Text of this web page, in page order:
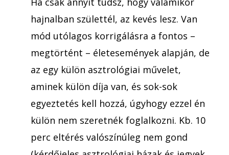
hajnalban születtél, az kevés lesz. Van
mód utólagos korrigálásra a fontos –
megtörtént – életesemények alapján, de
az egy külön asztrológiai művelet,
aminek külön díja van, és sok-sok
egyeztetés kell hozzá, úgyhogy ezzel én
külön nem szeretnék foglalkozni. Kb. 10
perc eltérés valószínúleg nem gond